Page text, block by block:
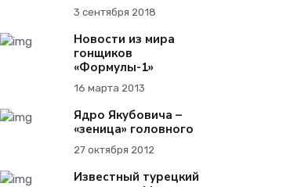
3 сентября 2018
Новости из мира
гонщиков
«Формулы-1»
16 марта 2013
Ядро Якубовича –
«зеница» головного
27 октября 2012
Известный турецкий